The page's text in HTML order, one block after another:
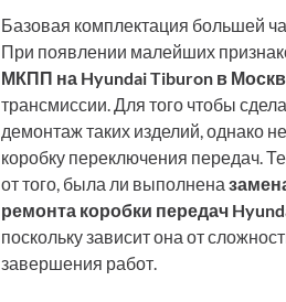
Базовая комплектация большей
При появлении малейших
МКПП на Hyundai Tiburon в
трансмиссии. Для того чтобы
демонтаж таких изделий, однако
коробку переключения передач.
от того, была ли выполнена
ремонта коробки передач
поскольку зависит она от
завершения работ.